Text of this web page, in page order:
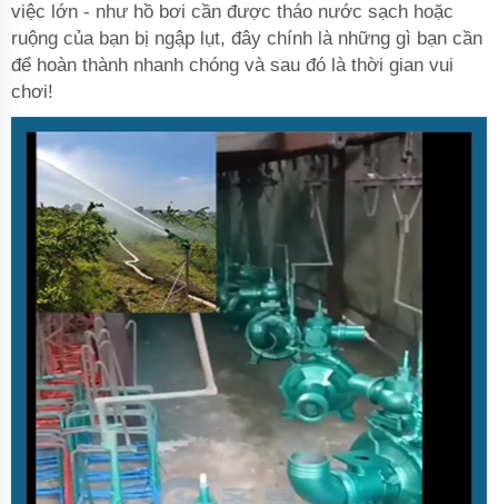
việc lớn - như hồ bơi cần được tháo nước sạch hoặc
ruộng của bạn bị ngập lụt, đây chính là những gì bạn cần
để hoàn thành nhanh chóng và sau đó là thời gian vui
chơi!